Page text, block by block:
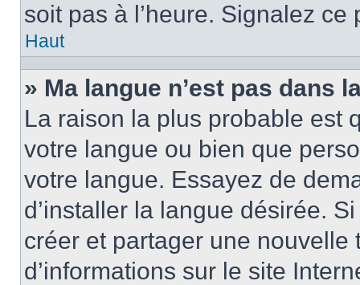
soit pas à l’heure. Signalez
Haut
» Ma langue n’est pas dans
La raison la plus probable est
votre langue ou bien que
votre langue. Essayez de
d’installer la langue désirée.
créer et partager une
d’informations sur le site